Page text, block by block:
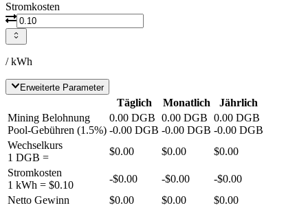
Stromkosten
/ kWh
Erweiterte Parameter
Täglich Monatlich
Jährlich
Mining Belohnung
Pool-Gebühren (1.5%)
0.00 DGB
-0.00 DGB
0.00 DGB
-0.00 DGB
0.00 DGB
-0.00 DGB
Wechselkurs
1 DGB =
$0.00 $0.00
$0.00
Stromkosten
1 kWh = $0.10
-$0.00 -$0.00 -$0.00
Netto Gewinn
$0.00 $0.00 $0.00